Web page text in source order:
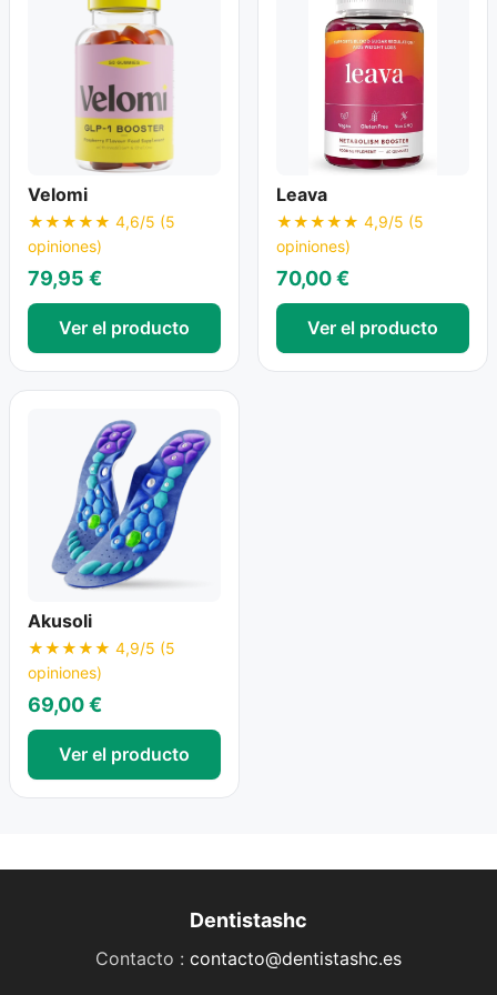
Velomi
★★★★★ 4,6/5 (5
opiniones)
79,95 €
Ver el producto
Leava
★★★★★ 4,9/5 (5
opiniones)
70,00 €
Ver el producto
Akusoli
★★★★★ 4,9/5 (5
opiniones)
69,00 €
Ver el producto
Dentistashc
Contacto : contacto@dentistashc.es